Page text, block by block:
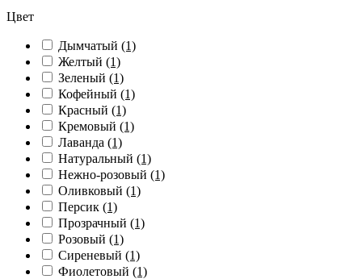
Цвет
Дымчатый (1)
Желтый (1)
Зеленый (1)
Кофейный (1)
Красный (1)
Кремовый (1)
Лаванда (1)
Натуральный (1)
Нежно-розовый (1)
Оливковый (1)
Персик (1)
Прозрачный (1)
Розовый (1)
Сиреневый (1)
Фиолетовый (1)